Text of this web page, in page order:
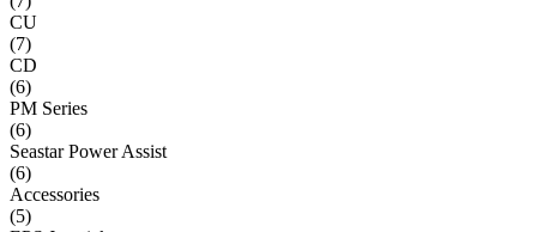
CU
(7)
CD
(6)
PM Series
(6)
Seastar Power Assist
(6)
Accessories
(5)